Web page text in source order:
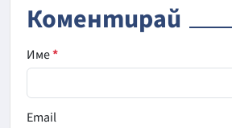
Коментирай
Име*
Email